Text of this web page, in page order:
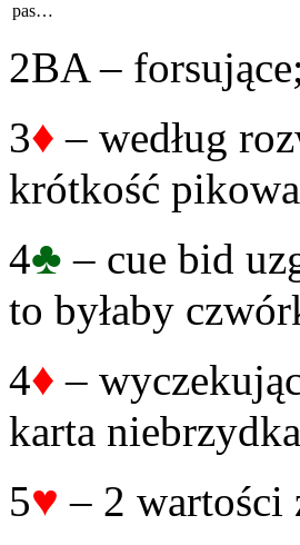
pas…
2BA – forsujące;
3♦ – według
krótkość
4♣ – cue bid
to byłaby
4♦ –
karta
5♥ – 2 wartości